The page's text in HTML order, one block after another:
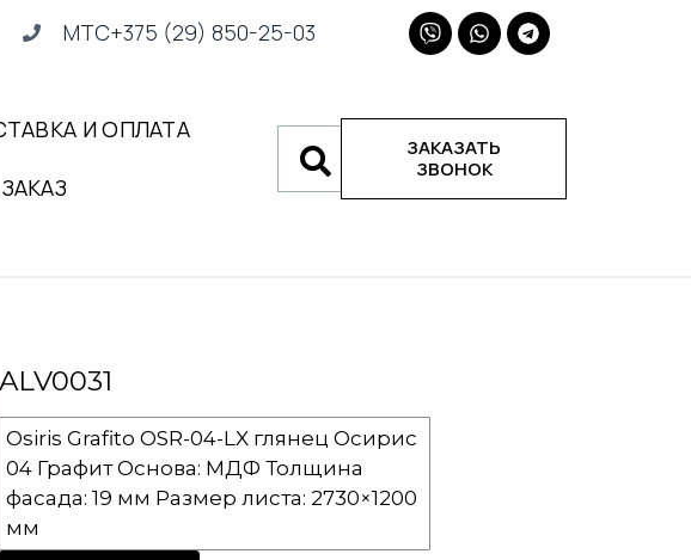
МТС+375 (29) 850-25-03
И ОПЛАТА
ЗАКАЗАТЬ
ЗВОНОК
ALV0031
Osiris Grafito OSR-04-LX глянец Осирис
04 Графит Основа: МДФ Толщина
фасада: 19 мм Размер листа: 2730×1200
мм